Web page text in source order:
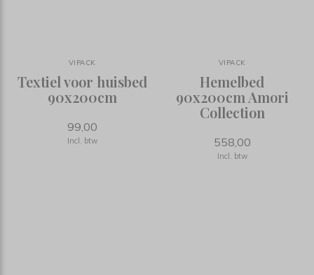
VIPACK
Textiel voor huisbed
90x200cm
99,00
Incl. btw
VIPACK
Hemelbed
90x200cm Amori
Collection
558,00
Incl. btw